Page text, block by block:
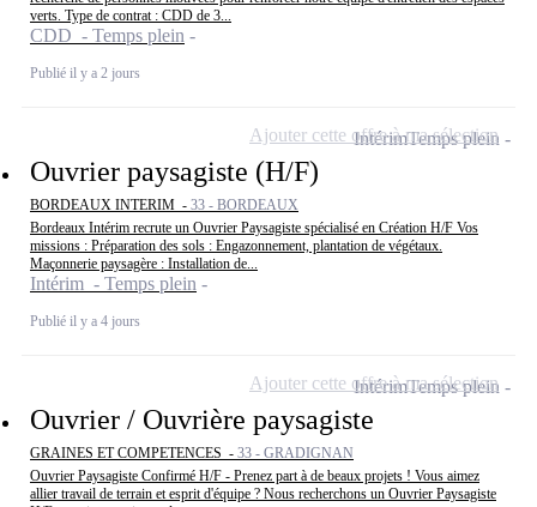
verts. Type de contrat : CDD de 3...
CDD - Temps plein
Publié il y a 2 jours
Ouvrier paysagiste (H/F)
BORDEAUX INTERIM - 33 - BORDEAUX
Bordeaux Intérim recrute un Ouvrier Paysagiste spécialisé en Création H/F Vos
missions : Préparation des sols : Engazonnement, plantation de végétaux.
Maçonnerie paysagère : Installation de...
Intérim - Temps plein
Publié il y a 4 jours
IntérimTemps plein
Ajouter cette offre à ma sélection
Ouvrier / Ouvrière paysagiste
GRAINES ET COMPETENCES - 33 - GRADIGNAN
Ouvrier Paysagiste Confirmé H/F - Prenez part à de beaux projets ! Vous aimez
allier travail de terrain et esprit d'équipe ? Nous recherchons un Ouvrier Paysagiste
IntérimTemps plein
Ajouter cette offre à ma sélection